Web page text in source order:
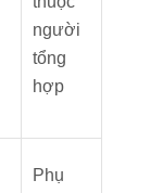
người
tổng
hợp
Phụ